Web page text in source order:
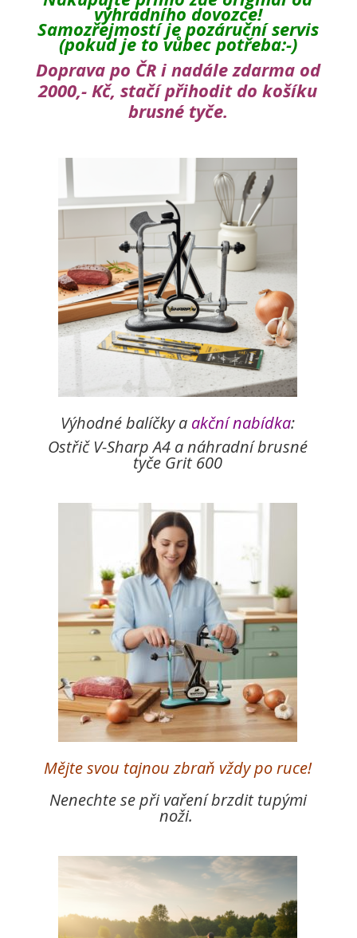
výhradního dovozce!
Samozřejmostí je pozáruční servis
(pokud je to vůbec potřeba:-)
Doprava po ČR i nadále zdarma od
2000,- Kč, stačí přihodit do košíku
brusné tyče.
Výhodné balíčky a akční nabídka:
Ostřič V-Sharp A4 a náhradní brusné
tyče Grit 600
Mějte svou tajnou zbraň vždy po ruce!
Nenechte se při vaření brzdit tupými
noži.